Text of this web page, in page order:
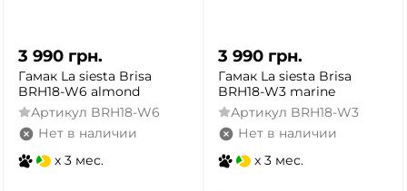
3 990 грн.
Гамак La siesta Brisa
BRH18-W6 almond
Артикул BRH18-W6
Нет в наличии
x 3 мес.
3 990 грн.
Гамак La siesta Brisa
BRH18-W3 marine
Артикул BRH18-W3
Нет в наличии
x 3 мес.